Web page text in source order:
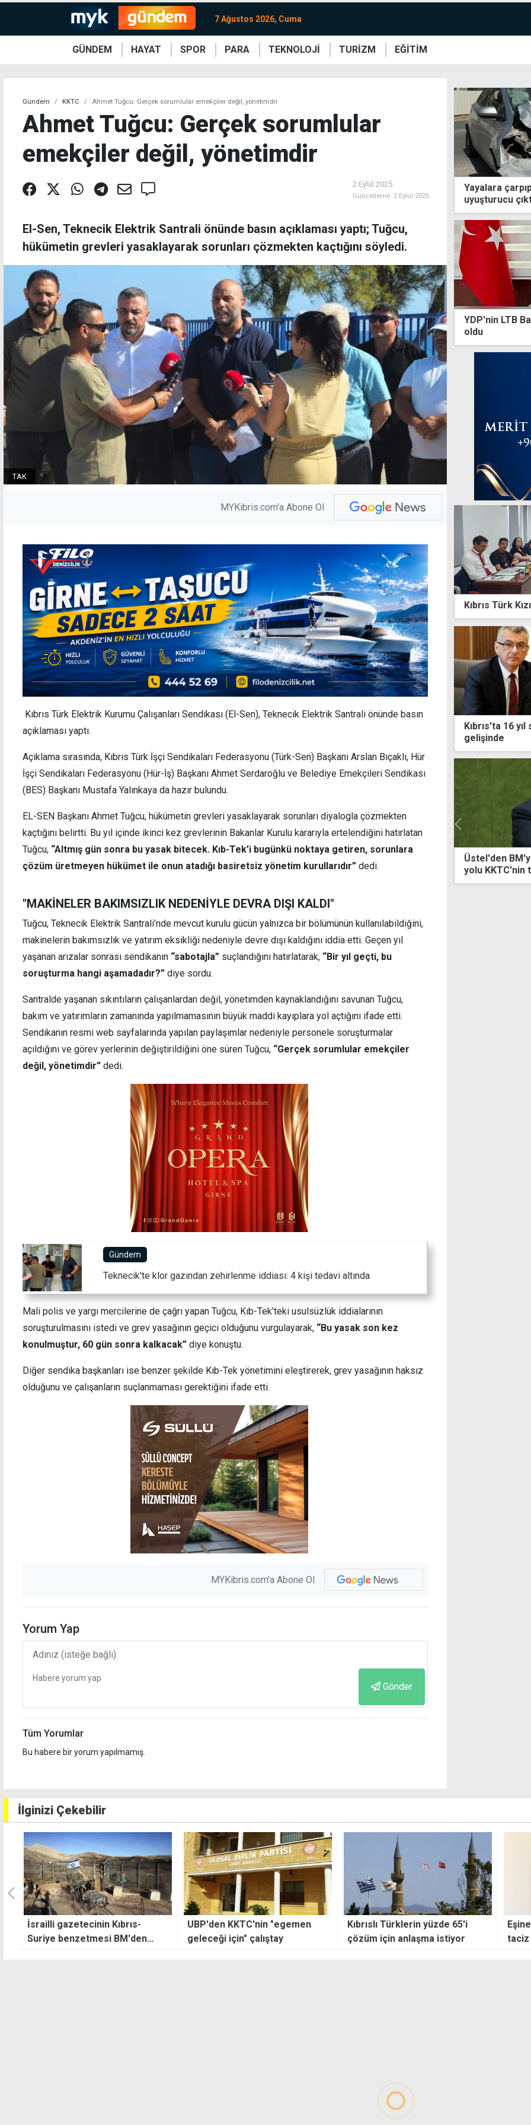
7 Ağustos 2026, Cuma
GÜNDEM HAYAT SPOR PARA TEKNOLOJİ TURİZM EĞİTİM
Gündem KKTC Ahmet Tuğcu: Gerçek sorumlular emekçiler değil, yönetimdir
Ahmet Tuğcu: Gerçek sorumlular
emekçiler değil, yönetimdir
2 Eylül 2025
Güncelleme: 2 Eylül 2025
El-Sen, Teknecik Elektrik Santrali önünde basın açıklaması yaptı; Tuğcu,
hükümetin grevleri yasaklayarak sorunları çözmekten kaçtığını söyledi.
TAK
MYKibris.com'a Abone Ol
Kıbrıs Türk Elektrik Kurumu Çalışanları Sendikası (El-Sen), Teknecik Elektrik Santrali önünde basın
açıklaması yaptı.
Açıklama sırasında, Kıbrıs Türk İşçi Sendikaları Federasyonu (Türk-Sen) Başkanı Arslan Bıçaklı, Hür
İşçi Sendikaları Federasyonu (Hür-İş) Başkanı Ahmet Serdaroğlu ve Belediye Emekçileri Sendikası
(BES) Başkanı Mustafa Yalınkaya da hazır bulundu.
EL-SEN Başkanı Ahmet Tuğcu, hükümetin grevleri yasaklayarak sorunları diyalogla çözmekten
kaçtığını belirtti. Bu yıl içinde ikinci kez grevlerinin Bakanlar Kurulu kararıyla ertelendiğini hatırlatan
Tuğcu, “Altmış gün sonra bu yasak bitecek. Kıb-Tek’i bugünkü noktaya getiren, sorunlara
çözüm üretmeyen hükümet ile onun atadığı basiretsiz yönetim kurullarıdır” dedi.
"MAKİNELER BAKIMSIZLIK NEDENİYLE DEVRA DIŞI KALDI"
Tuğcu, Teknecik Elektrik Santrali’nde mevcut kurulu gücün yalnızca bir bölümünün kullanılabildiğini,
makinelerin bakımsızlık ve yatırım eksikliği nedeniyle devre dışı kaldığını iddia etti. Geçen yıl
yaşanan arızalar sonrası sendikanın “sabotajla” suçlandığını hatırlatarak, “Bir yıl geçti, bu
soruşturma hangi aşamadadır?” diye sordu.
Santralde yaşanan sıkıntıların çalışanlardan değil, yönetimden kaynaklandığını savunan Tuğcu,
bakım ve yatırımların zamanında yapılmamasının büyük maddi kayıplara yol açtığını ifade etti.
Sendikanın resmi web sayfalarında yapılan paylaşımlar nedeniyle personele soruşturmalar
açıldığını ve görev yerlerinin değiştirildiğini öne süren Tuğcu, “Gerçek sorumlular emekçiler
değil, yönetimdir” dedi.
Gündem
Teknecik'te klor gazından zehirlenme iddiası: 4 kişi tedavi altında
Mali polis ve yargı mercilerine de çağrı yapan Tuğcu, Kıb-Tek’teki usulsüzlük iddialarının
soruşturulmasını istedi ve grev yasağının geçici olduğunu vurgulayarak, “Bu yasak son kez
konulmuştur, 60 gün sonra kalkacak” diye konuştu.
Diğer sendika başkanları ise benzer şekilde Kıb-Tek yönetimini eleştirerek, grev yasağının haksız
olduğunu ve çalışanların suçlanmaması gerektiğini ifade etti.
MYKibris.com'a Abone Ol
Yorum Yap
Gönder
Tüm Yorumlar
Bu habere bir yorum yapılmamış.
Yayalara
uyuşturucu
YDP'nin LTB
oldu
Kıbrıs Türk
Kıbrıs'ta 16
gelişinde
İthali ve satışı yasak cinsel içerikli ürünler
bulunduran iş yerine yasal işlem
Üstel'den BM'ye iki devlet çağrısı: Çözümün
yolu KKTC'nin tanınmasından geçiyor
davet
İlginizi Çekebilir
UBP'den KKTC'nin "egemen
geleceği için" çalıştay
Kıbrıslı Türklerin yüzde 65'i
çözüm için anlaşma istiyor
Eşine "şiddet tehdidi, telefonda
taciz ve fiziksel şiddet"